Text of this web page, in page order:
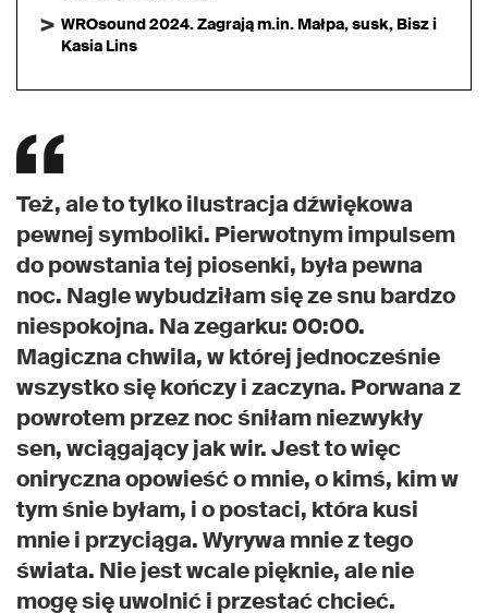
WROsound 2024. Zagrają m.in. Małpa, susk, Bisz i
Kasia Lins
Też, ale to tylko ilustracja dźwiękowa
pewnej symboliki. Pierwotnym impulsem
do powstania tej piosenki, była pewna
noc. Nagle wybudziłam się ze snu bardzo
niespokojna. Na zegarku: 00:00.
Magiczna chwila, w której jednocześnie
wszystko się kończy i zaczyna. Porwana z
powrotem przez noc śniłam niezwykły
sen, wciągający jak wir. Jest to więc
oniryczna opowieść o mnie, o kimś, kim w
tym śnie byłam, i o postaci, która kusi
mnie i przyciąga. Wyrywa mnie z tego
świata. Nie jest wcale pięknie, ale nie
mogę się uwolnić i przestać chcieć.